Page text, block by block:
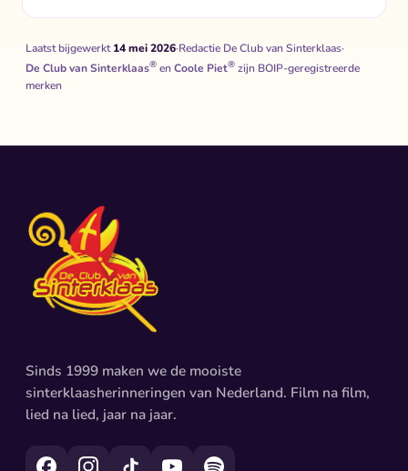
Laatst bijgewerkt14 mei 2026·Redactie De Club van Sinterklaas·
De Club van Sinterklaas® enCoole Piet® zijn BOIP-geregistreerde
merken
Sinds 1999 maken we de mooiste
sinterklaasherinneringen van Nederland. Film na film,
lied na lied, jaar na jaar.